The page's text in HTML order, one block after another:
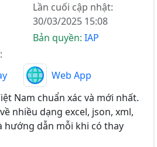
Lần cuối cập nhật:
30/03/2025 15:08
Bản quyền: IAP
Web App
Nam chuẩn xác và mới nhất.
nhiều dạng excel, json, xml,
hướng dẫn mỗi khi có thay